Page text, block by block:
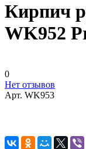
Кирпич
WK952
0
Нет отзывов
Арт. WK953